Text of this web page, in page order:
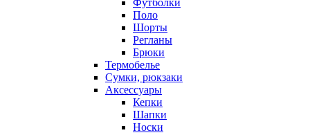
Поло
Шорты
Регланы
Брюки
Термобелье
Сумки, рюкзаки
Аксессуары
Кепки
Шапки
Носки